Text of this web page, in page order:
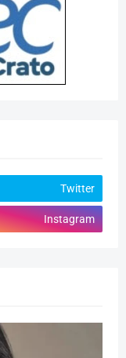
Twitter
Instagram